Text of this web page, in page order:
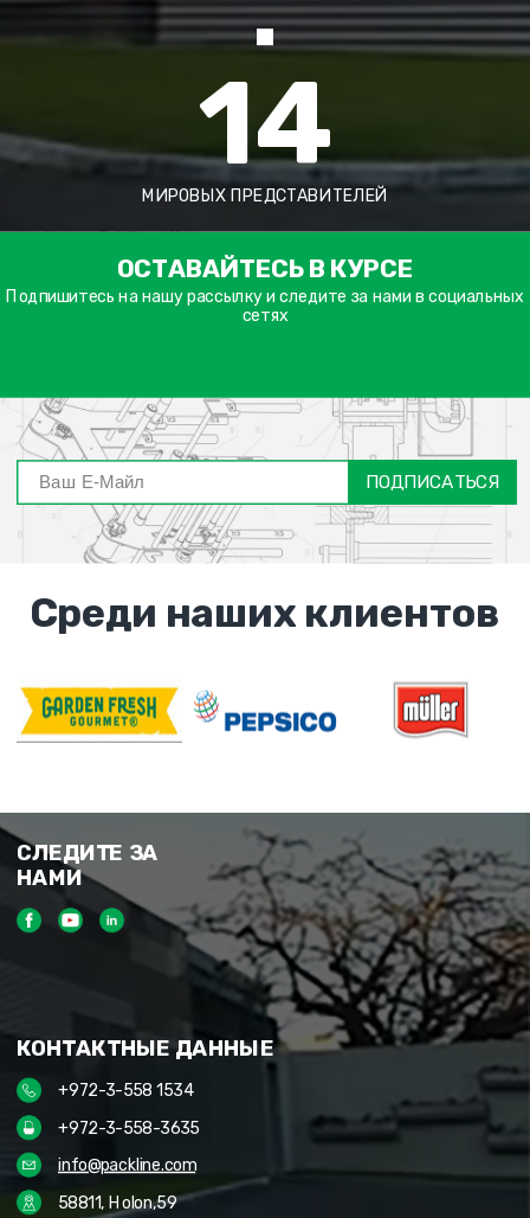
14
МИРОВЫХ ПРЕДСТАВИТЕЛЕЙ
ОСТАВАЙТЕСЬ В КУРСЕ
Подпишитесь на нашу рассылку и следите за нами в социальных
сетях
ПОДПИСАТЬСЯ
Среди наших клиентов
СЛЕДИТЕ ЗА
НАМИ
КОНТАКТНЫЕ ДАННЫЕ
+972-3-558 1534
+972-3-558-3635
info@packline.com
58811, Holon,59